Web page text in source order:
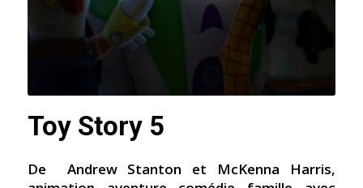
Toy Story 5
De
Andrew Stanton et McKenna Harris,